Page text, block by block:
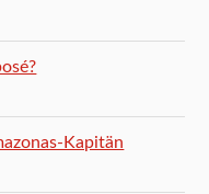
Kapitän